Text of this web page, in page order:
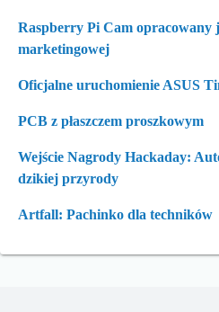
Raspberry Pi Cam opracowany
marketingowej
Oficjalne uruchomienie ASUS
PCB z płaszczem proszkowym
Wejście Nagrody Hackaday:
dzikiej przyrody
Artfall: Pachinko dla techników